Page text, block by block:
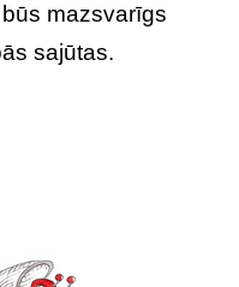
mazsvarīgs
sajūtas.